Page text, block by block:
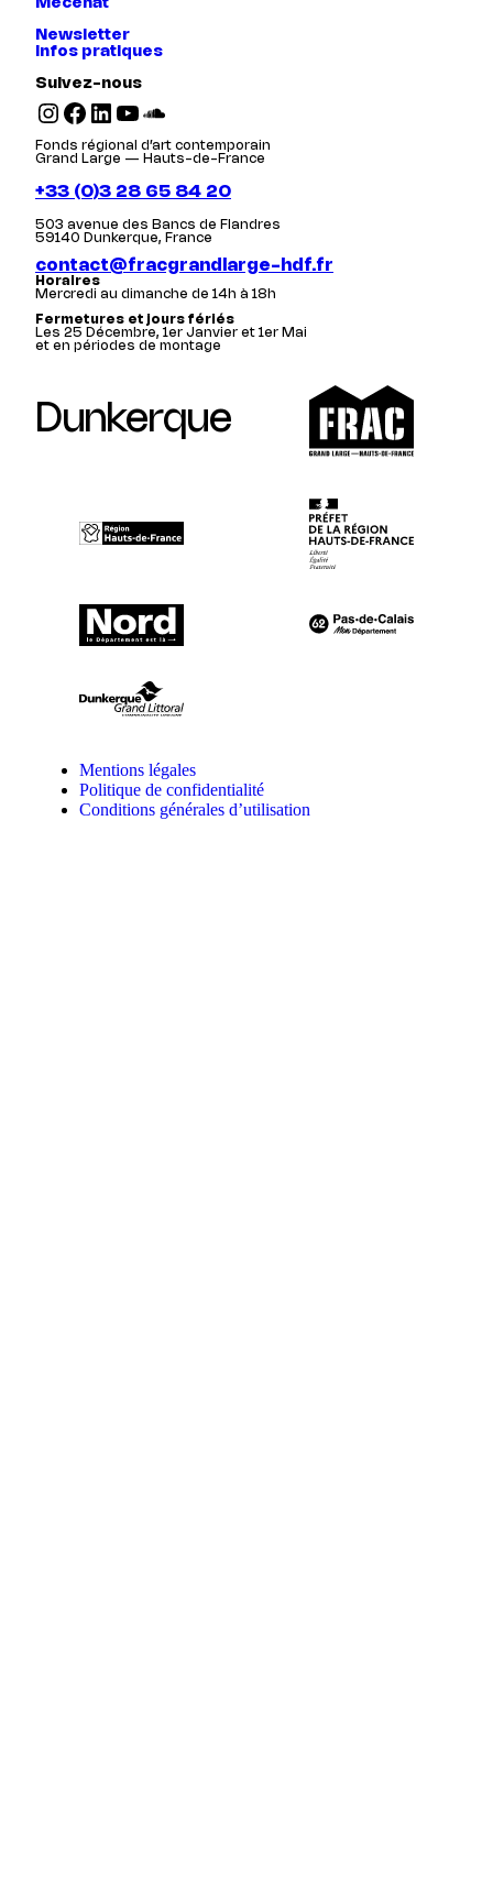
Newsletter
Infos pratiques
Suivez-nous
Instagram Facebook LinkedIn YouTube SoundCloud
Fonds régional d’art contemporain
Grand Large — Hauts-de-France
+33 (0)3 28 65 84 20
503 avenue des Bancs de Flandres
59140 Dunkerque, France
contact@fracgrandlarge-hdf.fr
Horaires
Mercredi au dimanche de 14h à 18h
Fermetures et jours fériés
Les 25 Décembre, 1er Janvier et 1er Mai
et en périodes de montage
Dunkerque
Mentions légales
Politique de confidentialité
Conditions générales d’utilisation